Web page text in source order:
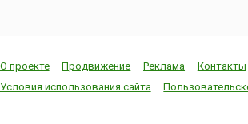
О проекте Продвижение Реклама Контакты
Условия использования сайта